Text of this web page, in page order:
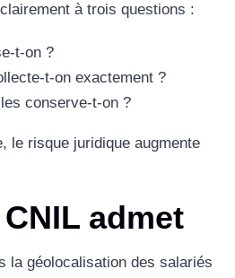
à trois questions :
t-on ?
t-on exactement ?
conserve-t-on ?
le risque juridique augmente
admet
la géolocalisation des salariés